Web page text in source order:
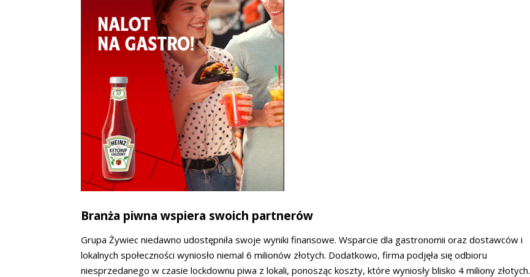
Branża piwna wspiera swoich partnerów
Grupa Żywiec niedawno udostępniła swoje wyniki finansowe. Wsparcie dla gastronomii oraz dostawców i
lokalnych społeczności wyniosło niemal 6 milionów złotych. Dodatkowo, firma podjęła się odbioru
niesprzedanego w czasie lockdownu piwa z lokali, ponosząc koszty, które wyniosły blisko 4 miliony złotych.